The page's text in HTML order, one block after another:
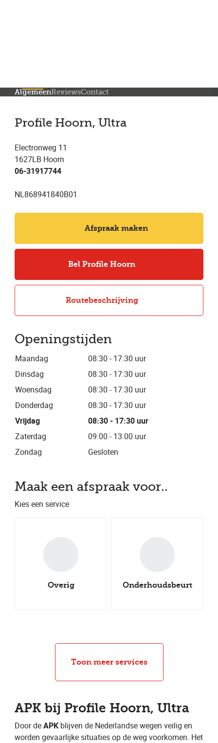
AlgemeenReviewsContact
Maak een afspraak voor..
Kies een service
Overig Onderhoudsbeurt
seasonbanden
Autocheck Uitlijnen
Groot onderhoud Klein onderhoud
Toon meer services
APK bij Profile Hoorn, Ultra
Door de ​APK ​ blijven de Nederlandse wegen veilig en
worden gevaarlijke situaties op de weg voorkomen. Het
Profile Hoorn, Ultra
Electronweg 11
1627LB Hoorn
06-31917744
NL868941840B01
Afspraak maken
Bel Profile Hoorn
Routebeschrijving
Openingstijden
Maandag
08:30 - 17:30 uur
Dinsdag
08:30 - 17:30 uur
Woensdag
08:30 - 17:30 uur
Donderdag
08:30 - 17:30 uur
Vrijdag
08:30 - 17:30 uur
Zaterdag
09:00 - 13:00 uur
Zondag
Gesloten